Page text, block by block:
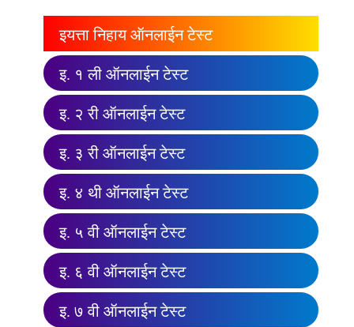
इयत्ता निहाय ऑनलाईन टेस्ट
इ. १ ली ऑनलाईन टेस्ट
इ. २ री ऑनलाईन टेस्ट
इ. ३ री ऑनलाईन टेस्ट
इ. ४ थी ऑनलाईन टेस्ट
इ. ५ वी ऑनलाईन टेस्ट
इ. ६ वी ऑनलाईन टेस्ट
इ. ७ वी ऑनलाईन टेस्ट